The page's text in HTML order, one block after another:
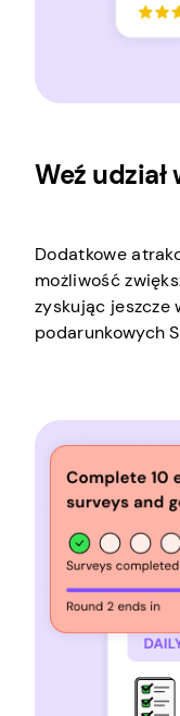
Weź
Dodatkowe
możliwość
zyskując
podarunkowych